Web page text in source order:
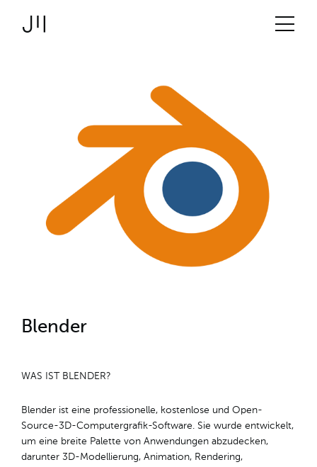
Link zur Startseite
Technologien
Über uns
Logbuch
JOSHMARTIN
Blender
WAS IST BLENDER?
Blender ist eine professionelle, kostenlose und Open-
Source-3D-Computergrafik-Software. Sie wurde entwickelt,
um eine breite Palette von Anwendungen abzudecken,
darunter 3D-Modellierung, Animation, Rendering,